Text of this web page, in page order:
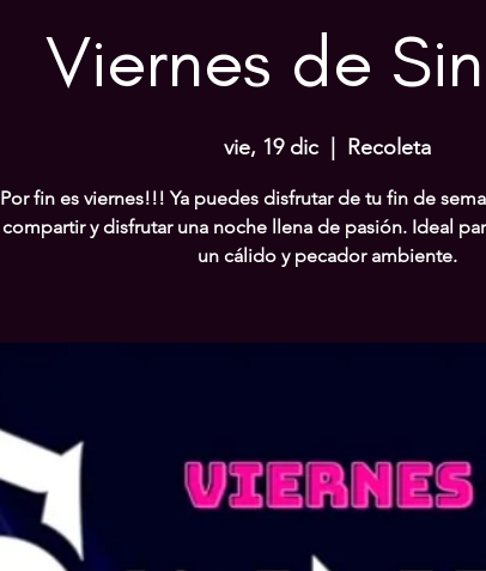
Viernes de
vie, 19 dic
  |
Recoleta
Por fin es viernes!!! Ya puedes disfrutar de tu fin de
compartir y disfrutar una noche llena de pasión. Ideal
un cálido y pecador ambiente.